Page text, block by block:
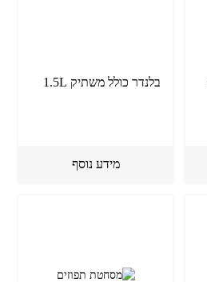
בלנדר כולל משתיק 1.5L
מידע נוסף